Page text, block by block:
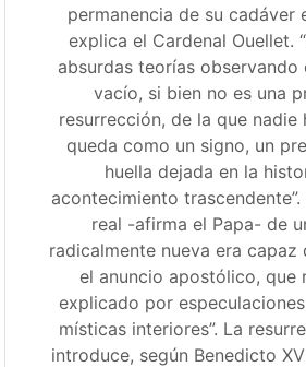
permanencia de su cadáver
explica el Cardenal Ouellet.
absurdas teorías observando
vacío, si bien no es una
resurrección, de la que nadie
queda como un signo, un
huella dejada en la
acontecimiento trascendente”.
real -afirma el Papa- de
radicalmente nueva era capaz
el anuncio apostólico, que
explicado por
místicas interiores”. La
introduce, según Benedicto